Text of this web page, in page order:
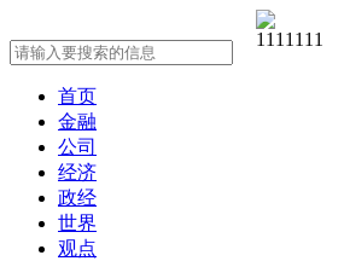
首页
金融
公司
经济
政经
世界
观点